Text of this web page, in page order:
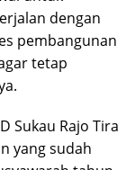
dengan
pembangunan
tetap
Sukau Rajo Tira
yang sudah